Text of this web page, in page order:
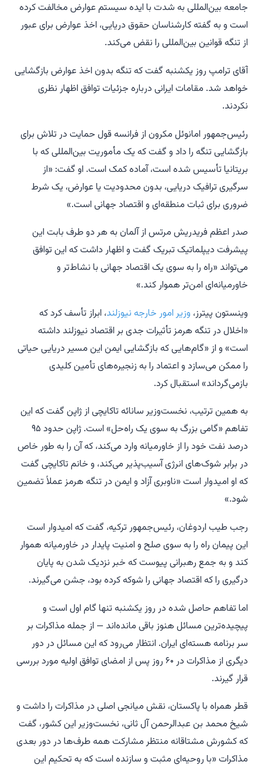
جامعه بین‌المللی به شدت با ایده سیستم عوارض مخالفت کرده
است و به گفته کارشناسان حقوق دریایی، اخذ عوارض برای عبور
از تنگه قوانین بین‌المللی را نقض می‌کند.
آقای ترامپ روز یکشنبه گفت که تنگه بدون اخذ عوارض بازگشایی
خواهد شد. مقامات ایرانی درباره جزئیات توافق اظهار نظری
نکردند.
رئیس‌جمهور امانوئل مکرون از فرانسه قول حمایت در تلاش برای
بازگشایی تنگه را داد و گفت که یک مأموریت بین‌المللی که با
بریتانیا تأسیس شده است، آماده کمک است. او گفت: «از
سرگیری ترافیک دریایی، بدون محدودیت یا عوارض، یک شرط
ضروری برای ثبات منطقه‌ای و اقتصاد جهانی است.»
صدر اعظم فریدریش مرتس از آلمان به هر دو طرف بابت این
پیشرفت دیپلماتیک تبریک گفت و اظهار داشت که این توافق
می‌تواند «راه را به سوی یک اقتصاد جهانی با نشاط‌تر و
خاورمیانه‌ای امن‌تر هموار کند.»
وینستون پیترز، وزیر امور خارجه نیوزلند، ابراز تأسف کرد که
«اخلال در تنگه هرمز تأثیرات جدی بر اقتصاد نیوزلند داشته
است» و از «گام‌هایی که بازگشایی ایمن این مسیر دریایی حیاتی
را ممکن می‌سازد و اعتماد را به زنجیره‌های تأمین کلیدی
بازمی‌گرداند» استقبال کرد.
به همین ترتیب، نخست‌وزیر سانائه تاکایچی از ژاپن گفت که این
تفاهم «گامی بزرگ به سوی یک راه‌حل» است. ژاپن حدود ۹۵
درصد نفت خود را از خاورمیانه وارد می‌کند، که آن را به طور خاص
در برابر شوک‌های انرژی آسیب‌پذیر می‌کند، و خانم تاکایچی گفت
که او امیدوار است «ناوبری آزاد و ایمن در تنگه هرمز عملاً تضمین
شود.»
رجب طیب اردوغان، رئیس‌جمهور ترکیه، گفت که امیدوار است
این پیمان راه را به سوی صلح و امنیت پایدار در خاورمیانه هموار
کند و به جمع رهبرانی پیوست که خبر نزدیک شدن به پایان
درگیری را که اقتصاد جهانی را شوکه کرده بود، جشن می‌گیرند.
اما تفاهم حاصل شده در روز یکشنبه تنها گام اول است و
پیچیده‌ترین مسائل هنوز باقی مانده‌اند — از جمله مذاکرات بر
سر برنامه هسته‌ای ایران. انتظار می‌رود که این مسائل در دور
دیگری از مذاکرات در ۶۰ روز پس از امضای توافق اولیه مورد بررسی
قرار گیرند.
قطر همراه با پاکستان، نقش میانجی اصلی در مذاکرات را داشت و
شیخ محمد بن عبدالرحمن آل ثانی، نخست‌وزیر این کشور، گفت
که کشورش مشتاقانه منتظر مشارکت همه طرف‌ها در دور بعدی
مذاکرات «با روحیه‌ای مثبت و سازنده است که به تحکیم این